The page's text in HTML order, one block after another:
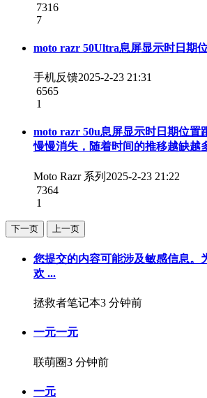
7316
7
moto razr 50Ultra息屏显示时日期
手机反馈2025-2-23 21:31
6565
1
moto razr 50u息屏显示时日期位置
慢慢消失，随着时间的推移越缺越
Moto Razr 系列 2025-2-23 21:22
7364
1
下一页 上一页
您提交的内容可能涉及敏感信息。
欢 ...
拯救者笔记本3 分钟前
一元一元
联萌圈3 分钟前
一元